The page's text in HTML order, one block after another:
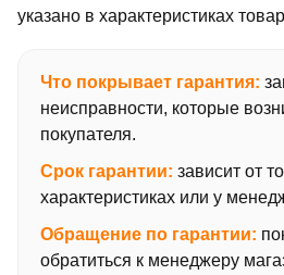
указано в характеристиках
Что покрывает гарантия:
неисправности, которые
покупателя.
Срок гарантии: зависит от
характеристиках или у
Обращение по гарантии:
обратиться к менеджеру